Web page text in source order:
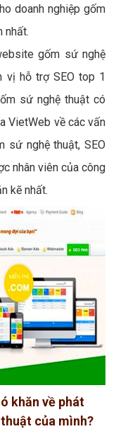
doanh nghiệp gốm
nhất.
gốm sứ nghệ
vị hỗ trợ SEO top 1
sứ nghệ thuật có
VietWeb về các vấn
sứ nghệ thuật, SEO
nhân viên của công
kẽ nhất.
khăn về phát
của mình?